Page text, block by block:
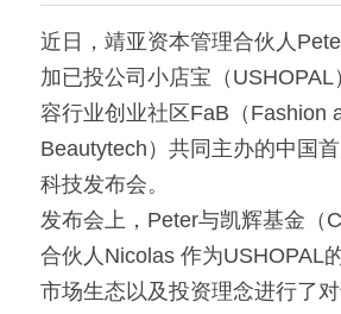
近日，靖亚资本管理合伙人
加已投公司小店宝（
容行业创业社区FaB（Fashion
Beautytech）共同主办的中国
科技发布会。
发布会上，Peter与凯辉基金（
合伙人Nicolas 作为USHOPAL
市场生态以及投资理念进行了